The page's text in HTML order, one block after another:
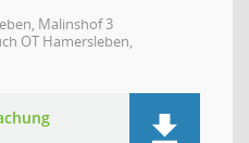
Malinshof 3
OT Hamersleben,